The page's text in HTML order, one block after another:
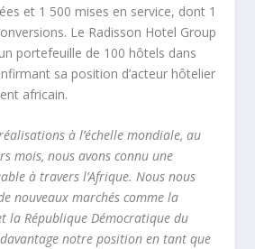
et 1 500 mises en service, dont 1
Le Radisson Hotel Group
portefeuille de 100 hôtels dans
sa position d’acteur hôtelier
africain.
à l’échelle mondiale, au
mois, nous avons connu une
à travers l’Afrique. Nous nous
nouveaux marchés comme la
la République Démocratique du
notre position en tant que